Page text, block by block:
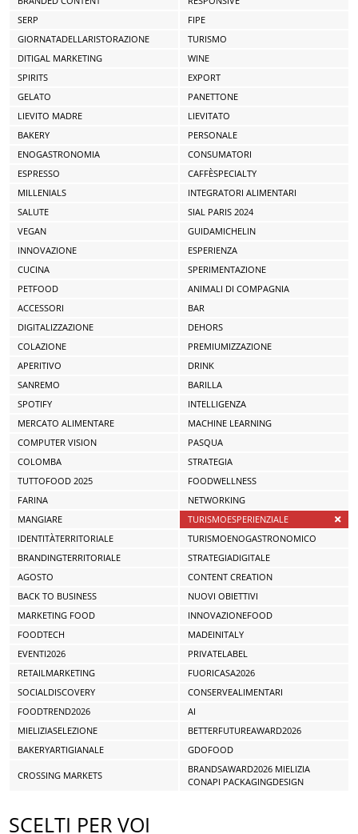
SERP
FIPE
GIORNATADELLARISTORAZIONE
TURISMO
DITIGAL MARKETING
WINE
SPIRITS
EXPORT
GELATO
PANETTONE
LIEVITO MADRE
LIEVITATO
BAKERY
PERSONALE
ENOGASTRONOMIA
CONSUMATORI
ESPRESSO
CAFFÈSPECIALTY
MILLENIALS
INTEGRATORI ALIMENTARI
SALUTE
SIAL PARIS 2024
VEGAN
GUIDAMICHELIN
INNOVAZIONE
ESPERIENZA
CUCINA
SPERIMENTAZIONE
PETFOOD
ANIMALI DI COMPAGNIA
ACCESSORI
BAR
DIGITALIZZAZIONE
DEHORS
COLAZIONE
PREMIUMIZZAZIONE
APERITIVO
DRINK
SANREMO
BARILLA
SPOTIFY
INTELLIGENZA
MERCATO ALIMENTARE
MACHINE LEARNING
COMPUTER VISION
PASQUA
COLOMBA
STRATEGIA
TUTTOFOOD 2025
FOODWELLNESS
FARINA
NETWORKING
MANGIARE
TURISMOESPERIENZIALE
IDENTITÀTERRITORIALE
TURISMOENOGASTRONOMICO
BRANDINGTERRITORIALE
STRATEGIADIGITALE
AGOSTO
CONTENT CREATION
BACK TO BUSINESS
NUOVI OBIETTIVI
MARKETING FOOD
INNOVAZIONEFOOD
FOODTECH
MADEINITALY
EVENTI2026
PRIVATELABEL
RETAILMARKETING
FUORICASA2026
SOCIALDISCOVERY
CONSERVEALIMENTARI
FOODTREND2026
AI
MIELIZIASELEZIONE
BETTERFUTUREAWARD2026
BAKERYARTIGIANALE
GDOFOOD
CROSSING MARKETS
BRANDSAWARD2026 MIELIZIA
CONAPI PACKAGINGDESIGN
SCELTI PER VOI